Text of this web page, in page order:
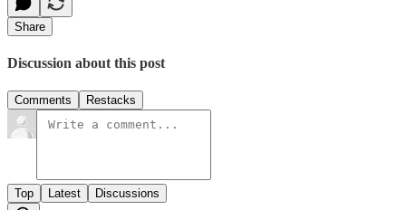
Share
Discussion about this post
Comments Restacks
Top Latest Discussions